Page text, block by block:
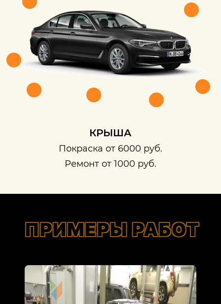
КРЫША
Покраска от 6000 руб.
Ремонт от 1000 руб.
ПРИМЕРЫ РАБОТ